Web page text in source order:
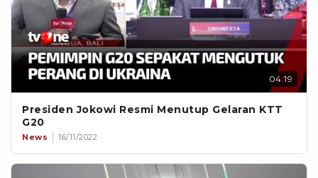
04:19
Presiden Jokowi Resmi Menutup Gelaran KTT
G20
News 16/11/2022